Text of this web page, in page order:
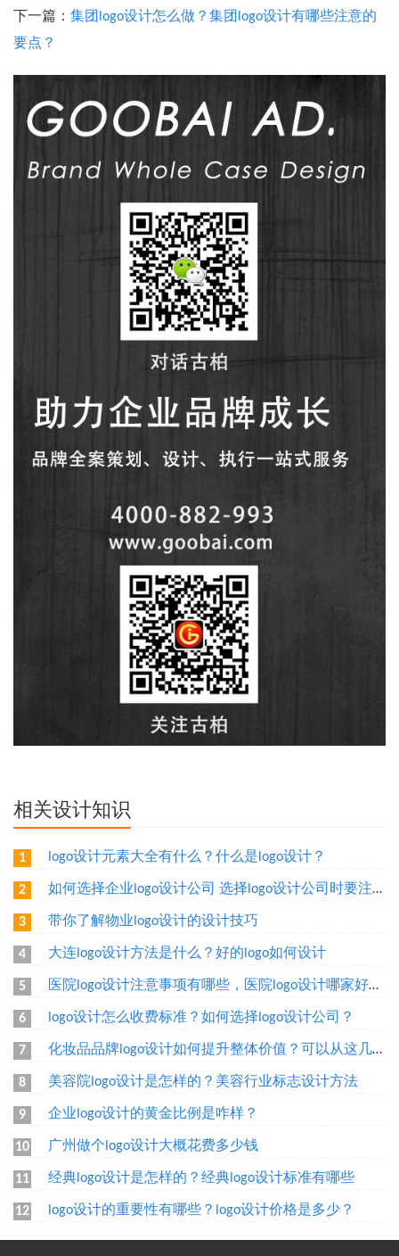
下一篇： 集团logo设计怎么做？集团logo设计有哪些注意的
要点？
相关设计知识
1 logo设计元素大全有什么？什么是logo设计？
2 如何选择企业logo设计公司 选择logo设计公司时要注意什么
3 带你了解物业logo设计的设计技巧
4 大连logo设计方法是什么？好的logo如何设计
5 医院logo设计注意事项有哪些，医院logo设计哪家好呢？
6 logo设计怎么收费标准？如何选择logo设计公司？
7 化妆品品牌logo设计如何提升整体价值？可以从这几个方面设计
8 美容院logo设计是怎样的？美容行业标志设计方法
9 企业logo设计的黄金比例是咋样？
10 广州做个logo设计大概花费多少钱
11 经典logo设计是怎样的？经典logo设计标准有哪些
12 logo设计的重要性有哪些？logo设计价格是多少？